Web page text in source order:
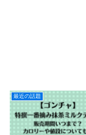
最近の話題